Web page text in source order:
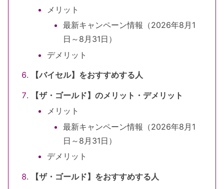
メリット
最新キャンペーン情報（2026年8月1
日～8月31日）
デメリット
【バイセル】をおすすめする人
【ザ・ゴールド】のメリット・デメリット
メリット
最新キャンペーン情報（2026年8月1
日～8月31日）
デメリット
【ザ・ゴールド】をおすすめする人